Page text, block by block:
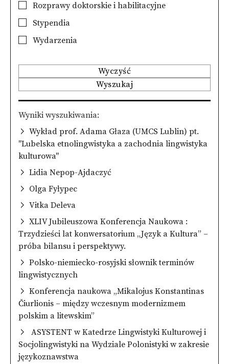
Rozprawy doktorskie i habilitacyjne
Stypendia
Wydarzenia
Wyczyść
Wyszukaj
Wyniki wyszukiwania
Wykład prof. Adama Głaza (UMCS Lublin) pt.
"Lubelska etnolingwistyka a zachodnia lingwistyka
kulturowa"
Lidia Nepop-Ajdaczyć
Olga Fyłypec
Vitka Deleva
XLIV Jubileuszowa Konferencja Naukowa :
Trzydzieści lat konwersatorium „Język a Kultura” –
próba bilansu i perspektywy.
Polsko-niemiecko-rosyjski słownik terminów
lingwistycznych
Konferencja naukowa „Mikalojus Konstantinas
Čiurlionis – między wczesnym modernizmem
polskim a litewskim”
ASYSTENT w Katedrze Lingwistyki Kulturowej i
Socjolingwistyki na Wydziale Polonistyki w zakresie
językoznawstwa